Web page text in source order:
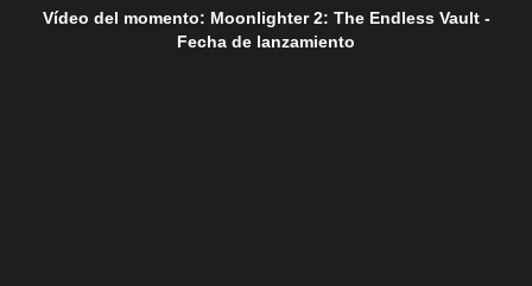
Vídeo del momento: Moonlighter 2: The Endless Vault -
Fecha de lanzamiento